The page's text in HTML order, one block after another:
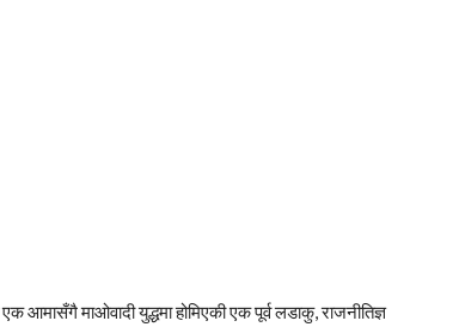
आमासँगै माओवादी युद्धमा होमिएकी एक पूर्व लडाकु, राजनीतिज्ञ